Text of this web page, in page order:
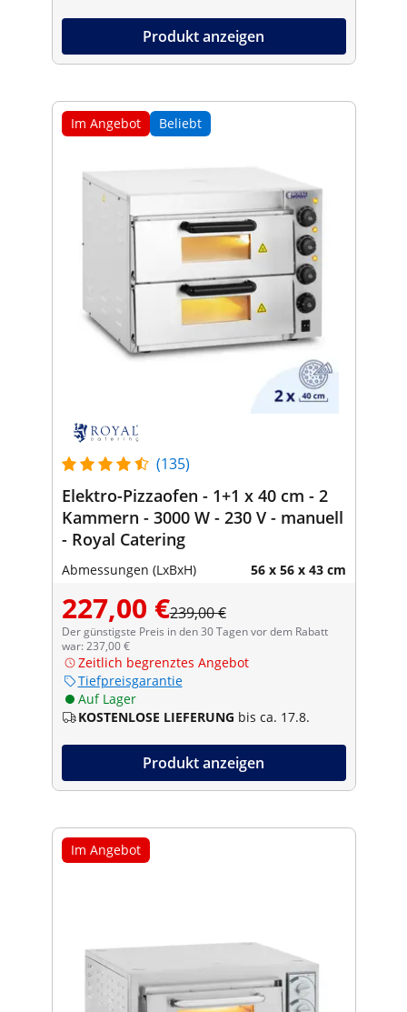
Produkt anzeigen
Im Angebot Beliebt
(135)
Elektro-Pizzaofen - 1+1 x 40 cm - 2
Kammern - 3000 W - 230 V - manuell
- Royal Catering
Abmessungen (LxBxH) 56 x 56 x 43 cm
227,00 €239,00 €
Der günstigste Preis in den 30 Tagen vor dem Rabatt
war: 237,00 €
Zeitlich begrenztes Angebot
Tiefpreisgarantie
Auf Lager
KOSTENLOSE LIEFERUNG bis ca. 17.8.
Produkt anzeigen
Im Angebot